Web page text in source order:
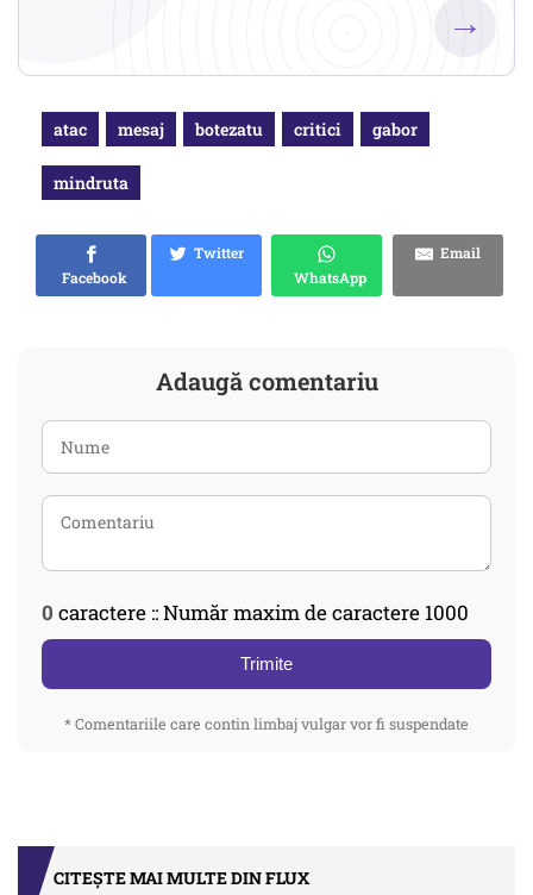
→
atac mesaj botezatu critici gabor
mindruta
Facebook
Twitter
WhatsApp
Email
Adaugă comentariu
0 caractere :: Număr maxim de caractere 1000
Trimite
* Comentariile care contin limbaj vulgar vor fi suspendate
CITEȘTE MAI MULTE DIN FLUX